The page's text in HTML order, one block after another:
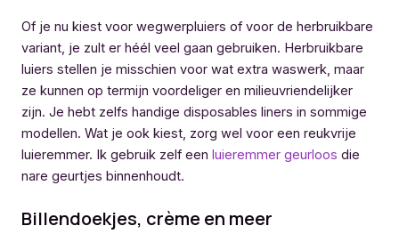
Of je nu kiest voor wegwerpluiers of voor de herbruikbare
variant, je zult er héél veel gaan gebruiken. Herbruikbare
luiers stellen je misschien voor wat extra waswerk, maar
ze kunnen op termijn voordeliger en milieuvriendelijker
zijn. Je hebt zelfs handige disposables liners in sommige
modellen. Wat je ook kiest, zorg wel voor een reukvrije
luieremmer. Ik gebruik zelf een luieremmer geurloos die
nare geurtjes binnenhoudt.
Billendoekjes, crème en meer